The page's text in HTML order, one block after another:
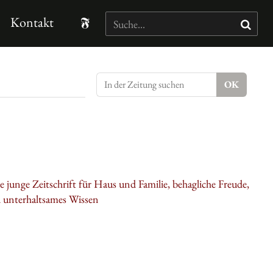
Kontakt
junge Zeitschrift für Haus und Familie, behagliche Freude,
Wissen